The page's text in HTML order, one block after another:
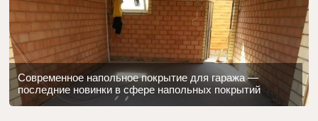
Современное напольное покрытие для гаража —
последние новинки в сфере напольных покрытий